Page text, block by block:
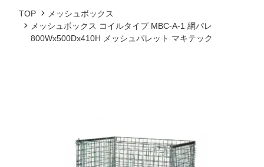
TOP
メッシュボックス
メッシュボックス コイルタイプ MBC-A-1 網パレ
800Wx500Dx410H メッシュパレット マキテック